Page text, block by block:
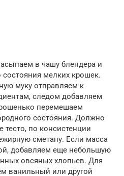
в чашу блендера и
мелких крошек.
муку отправляем к
следом добавляем
перемешаем
состояния. Должно
тесто, по консистенции
сметану. Если масса
добавляем еще небольшую
овсяных хлопьев. Для
ванильный или другой